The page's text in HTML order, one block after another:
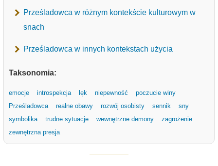
Prześladowca w różnym kontekście kulturowym w
snach
Prześladowca w innych kontekstach użycia
Taksonomia:
emocje introspekcja lęk niepewność
poczucie winy
Prześladowca
realne obawy rozwój osobisty sennik
sny
symbolika
trudne sytuacje wewnętrzne demony
zagrożenie
zewnętrzna presja